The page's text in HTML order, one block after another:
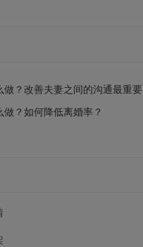
做？改善夫妻之间的沟通最重要
做？如何降低离婚率？